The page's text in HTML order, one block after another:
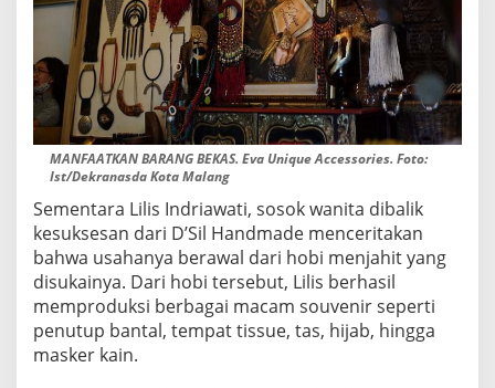
MANFAATKAN BARANG BEKAS. Eva Unique Accessories. Foto:
Ist/Dekranasda Kota Malang
Sementara Lilis Indriawati, sosok wanita dibalik
kesuksesan dari D’Sil Handmade menceritakan
bahwa usahanya berawal dari hobi menjahit yang
disukainya. Dari hobi tersebut, Lilis berhasil
memproduksi berbagai macam souvenir seperti
penutup bantal, tempat tissue, tas, hijab, hingga
masker kain.